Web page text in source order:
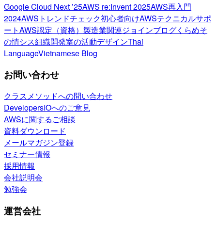
Google Cloud Next ’25AWS re:Invent 2025AWS再入門
2024AWSトレンドチェック初心者向けAWSテクニカルサポ
ートAWS認定（資格） 製造業関連ジョインブログくらめそ
の情シス組織開発室の活動デザインThai
LanguageVietnamese Blog
お問い合わせ
クラスメソッドへの問い合わせ
DevelopersIOへのご意見
AWSに関するご相談
資料ダウンロード
メールマガジン登録
セミナー情報
採用情報
会社説明会
勉強会
運営会社